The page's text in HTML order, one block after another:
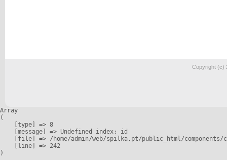
Copyright (c)
Array
(
    [type] => 8
    [message] => Undefined index: id
[file] => /home/admin/web/spilka.pt/public_html/
    [line] => 242